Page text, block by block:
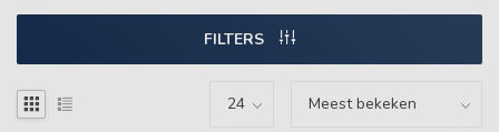
FILTERS